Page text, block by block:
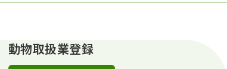
動物取扱業登録